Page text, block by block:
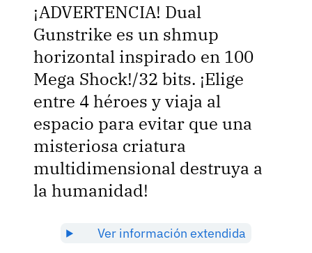
¡ADVERTENCIA! Dual
Gunstrike es un shmup
horizontal inspirado en 100
Mega Shock!/32 bits. ¡Elige
entre 4 héroes y viaja al
espacio para evitar que una
misteriosa criatura
multidimensional destruya a
la humanidad!
Ver información extendida